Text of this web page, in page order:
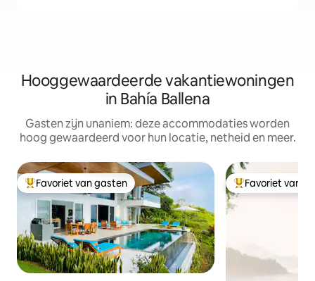
Hooggewaardeerde vakantiewoningen
in Bahía Ballena
Gasten zijn unaniem: deze accommodaties worden
hoog gewaardeerd voor hun locatie, netheid en meer.
Topfavoriet van gasten
Favoriet van gasten Topfavoriet van
Favoriet van